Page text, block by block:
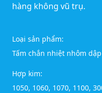
hàng không vũ trụ.
Loại sản phẩm:
Tấm chắn nhiệt nhôm
Hợp kim:
1050, 1060, 1070, 1100,